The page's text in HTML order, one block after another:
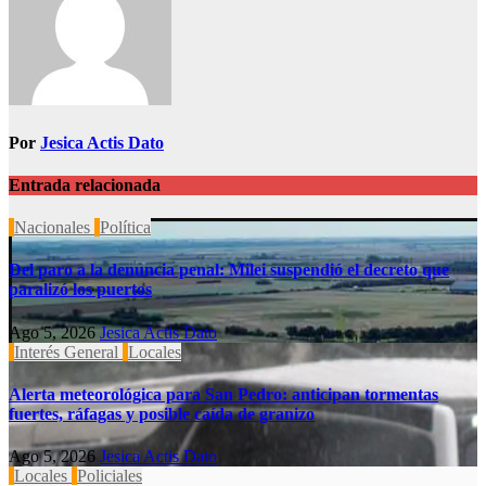
Por Jesica Actis Dato
Entrada relacionada
Nacionales Política
Del paro a la denuncia penal: Milei suspendió el decreto que
paralizó los puertos
Ago 5, 2026Jesica Actis Dato
Interés General Locales
Alerta meteorológica para San Pedro: anticipan tormentas
fuertes, ráfagas y posible caída de granizo
Ago 5, 2026 Jesica Actis Dato
Locales Policiales